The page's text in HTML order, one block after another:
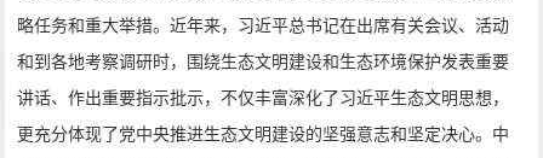
略任务和重大举措。近年来，习近平总书记在出席有关会议、活动
和到各地考察调研时，围绕生态文明建设和生态环境保护发表重要
讲话、作出重要指示批示，不仅丰富深化了习近平生态文明思想，
更充分体现了党中央推进生态文明建设的坚强意志和坚定决心。中